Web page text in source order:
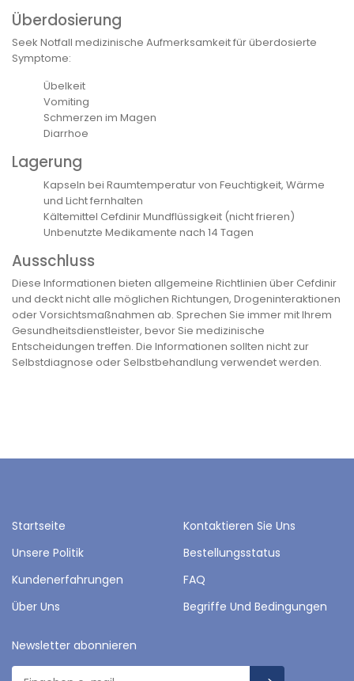
Überdosierung
Seek Notfall medizinische Aufmerksamkeit für überdosierte
Symptome:
Übelkeit
Vomiting
Schmerzen im Magen
Diarrhoe
Lagerung
Kapseln bei Raumtemperatur von Feuchtigkeit, Wärme
und Licht fernhalten
Kältemittel Cefdinir Mundflüssigkeit (nicht frieren)
Unbenutzte Medikamente nach 14 Tagen
Ausschluss
Diese Informationen bieten allgemeine Richtlinien über Cefdinir
und deckt nicht alle möglichen Richtungen, Drogeninteraktionen
oder Vorsichtsmaßnahmen ab. Sprechen Sie immer mit Ihrem
Gesundheitsdienstleister, bevor Sie medizinische
Entscheidungen treffen. Die Informationen sollten nicht zur
Selbstdiagnose oder Selbstbehandlung verwendet werden.
Startseite
Kontaktieren Sie Uns
Unsere Politik
Bestellungsstatus
Kundenerfahrungen
FAQ
Über Uns
Begriffe Und Bedingungen
Newsletter abonnieren